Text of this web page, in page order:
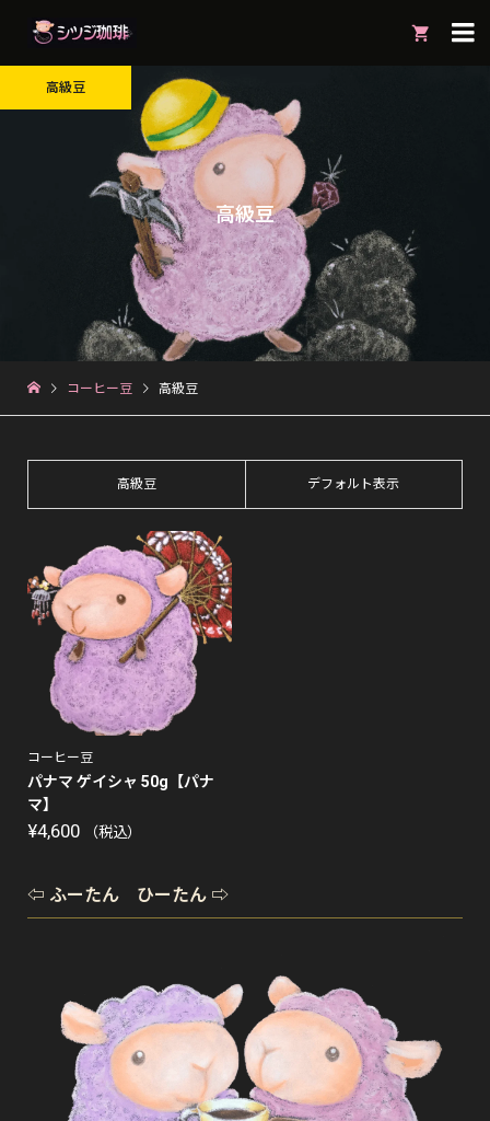

高級豆
高級豆
コーヒー豆 高級豆
高級豆 デフォルト表示
コーヒー豆
パナマ ゲイシャ 50g【パナ
マ】
¥4,600 （税込）
⇦ ふーたん ひーたん ⇨